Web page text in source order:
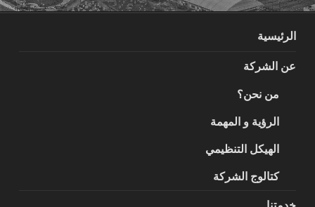
الرئيسية
عن الشركة
من نحن؟
الرؤية و المهمة
الهيكل التنظيمي
كتالوج الشركة